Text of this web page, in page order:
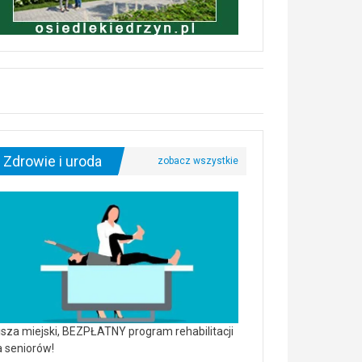
Zdrowie i uroda
miejski, BEZPŁATNY program rehabilitacji
seniorów!